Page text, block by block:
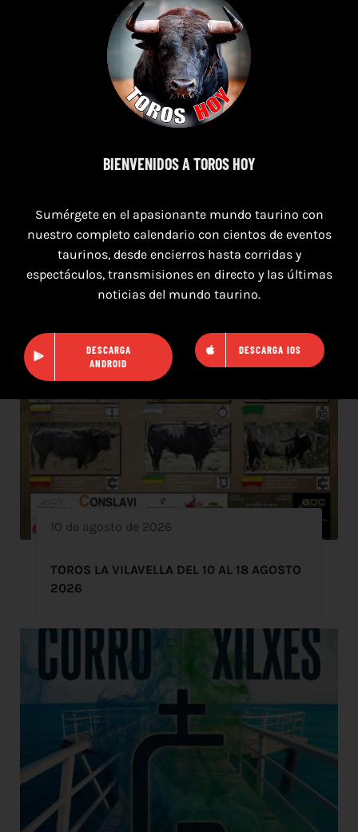
9 de agosto de 2026
TOROS NAVAS DE SAN JUAN 9 AGOSTO
10 de agosto de 2026
TOROS LA VILAVELLA DEL 10 AL 18 AGOSTO
2026
BIENVENIDOS A TOROS HOY
Sumérgete en el apasionante mundo taurino con
nuestro completo calendario con cientos de eventos
taurinos, desde encierros hasta corridas y
espectáculos, transmisiones en directo y las últimas
noticias del mundo taurino.
DESCARGA
ANDROID
DESCARGA IOS